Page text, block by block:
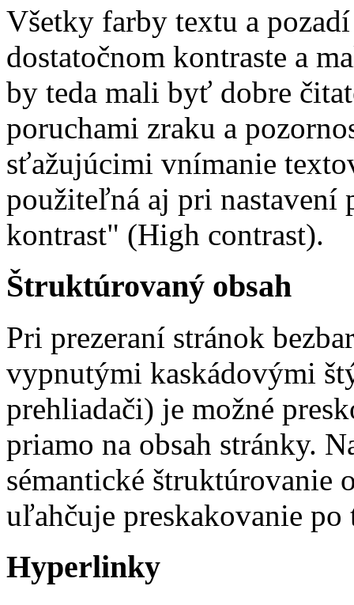
Všetky farby textu a
dostatočnom kontraste a
by teda mali byť dobre
poruchami zraku a
sťažujúcimi vnímanie
použiteľná aj pri nastavení
kontrast" (High contrast).
Štruktúrovaný obsah
Pri prezeraní stránok
vypnutými kaskádovými
prehliadači) je možné
priamo na obsah stránky.
sémantické štruktúrovanie
uľahčuje preskakovanie po
Hyperlinky